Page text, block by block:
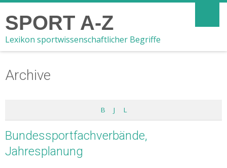
SPORT A-Z
Lexikon sportwissenschaftlicher Begriffe
Archive
B J L
Bundessportfachverbände,
Jahresplanung